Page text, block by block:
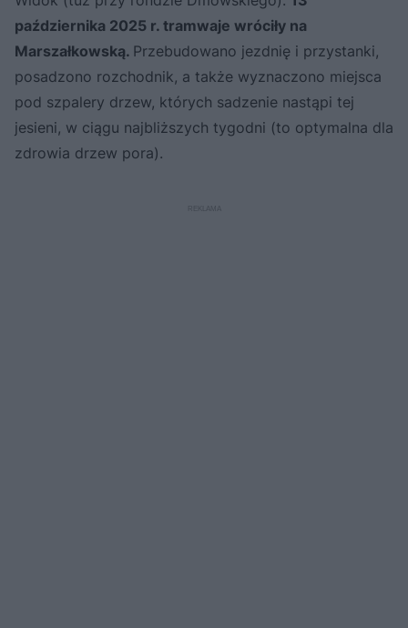
października 2025 r. tramwaje wróciły na
Marszałkowską. Przebudowano jezdnię i przystanki,
posadzono rozchodnik, a także wyznaczono miejsca
pod szpalery drzew, których sadzenie nastąpi tej
jesieni, w ciągu najbliższych tygodni (to optymalna dla
zdrowia drzew pora).